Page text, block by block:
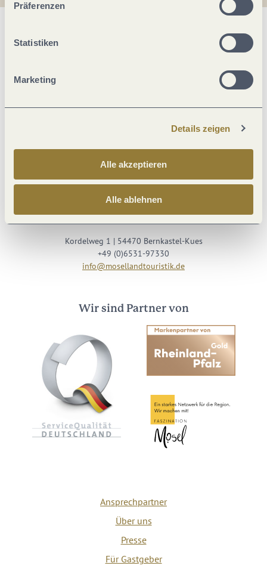
Präferenzen
Statistiken
Marketing
Details zeigen
Alle akzeptieren
Alle ablehnen
Besuche uns auf
Youtube
Kordelweg 1 | 54470 Bernkastel-Kues
+49 (0)6531-97330
info@mosellandtouristik.de
Wir sind Partner von
Ansprechpartner
Über uns
Presse
Für Gastgeber